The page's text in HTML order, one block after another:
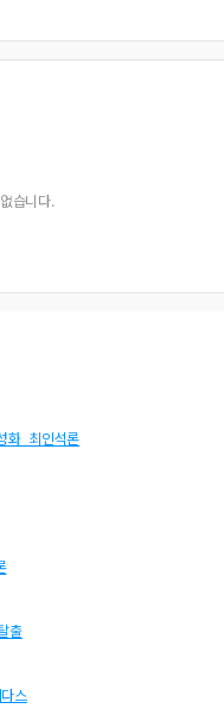
습니다.
화_최인석론
출
스